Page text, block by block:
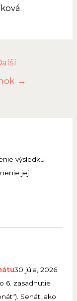
→
výsledku
jej
30 júla, 2026
6. zasadnutie
Senát, ako